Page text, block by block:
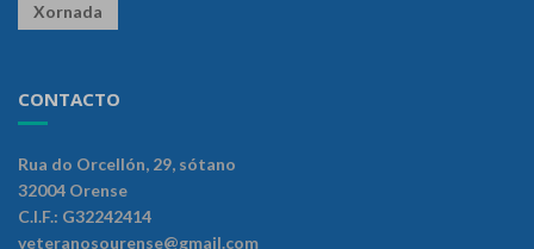
Xornada
CONTACTO
Rua do Orcellón, 29, sótano
32004 Orense
C.I.F.: G32242414
veteranosourense@gmail.com